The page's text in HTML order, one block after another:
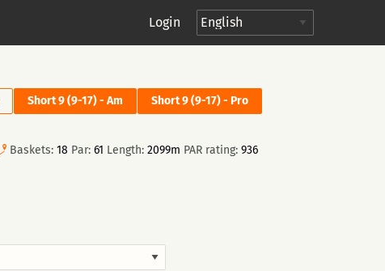
Login
Short 9 (9-17) - Am Short 9 (9-17) - Pro
Baskets: 18 Par: 61 Length: 2099m PAR rating: 936